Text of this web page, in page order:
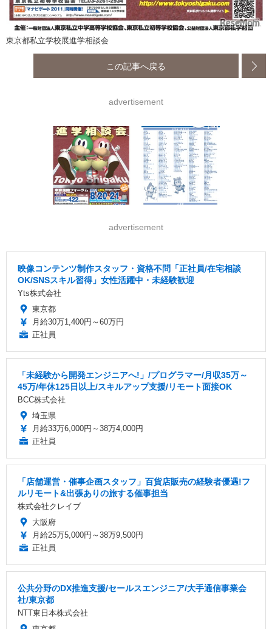
東京都私立学校展進学相談会
この記事へ戻る
advertisement
advertisement
映像コンテンツ制作スタッフ・資格不問「正社員/在宅相談
OK/SNSスキル習得」女性活躍中・未経験歓迎
Yts株式会社
東京都
月給30万1,400円～60万円
正社員
「未経験から開発エンジニアへ!」/プログラマー/月収35万～
45万/年休125日以上/スキルアップ支援/リモート面接OK
BCC株式会社
埼玉県
月給33万6,000円～38万4,000円
正社員
「店舗運営・催事企画スタッフ」百貨店販売の経験者優遇!フ
ルリモート&出張ありの旅する催事担当
株式会社クレイブ
大阪府
月給25万5,000円～38万9,500円
正社員
公共分野のDX推進支援/セールスエンジニア/大手通信事業会
社/東京都
NTT東日本株式会社